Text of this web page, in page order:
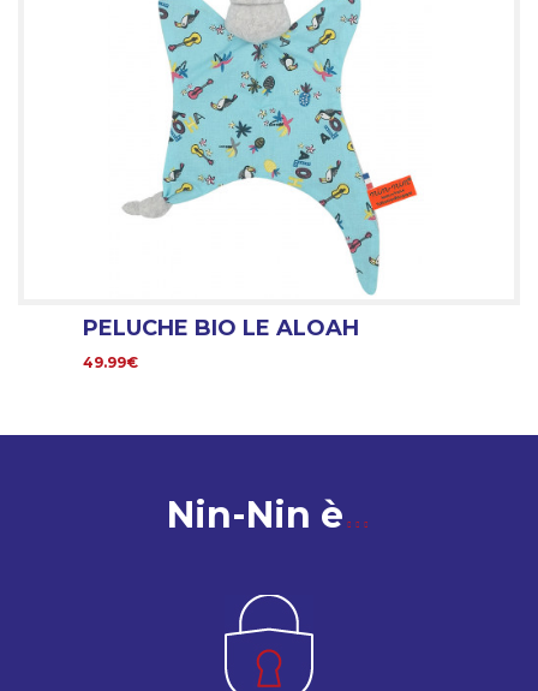
PELUCHE BIO LE ALOAH
49.99€
Nin-Nin è